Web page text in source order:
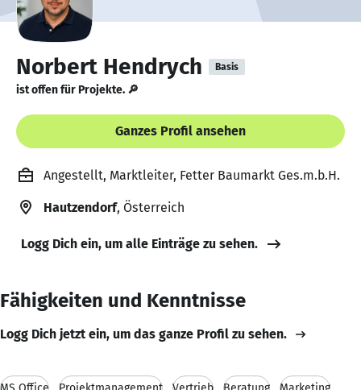
Norbert Hendrych Basis
ist offen für Projekte. 🔎
Ganzes Profil ansehen
Angestellt, Marktleiter, Fetter Baumarkt Ges.m.b.H.
Hautzendorf, Österreich
Logg Dich ein, um alle Einträge zu sehen.
Fähigkeiten und Kenntnisse
Logg Dich jetzt ein, um das ganze Profil zu sehen.